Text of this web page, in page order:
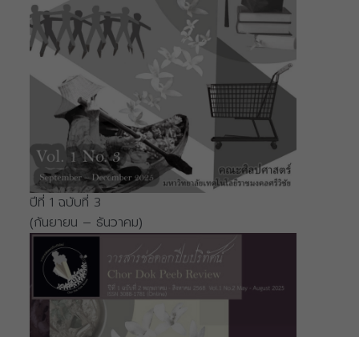
ปีที่ 1 ฉบับที่ 3
(กันยายน – ธันวาคม)